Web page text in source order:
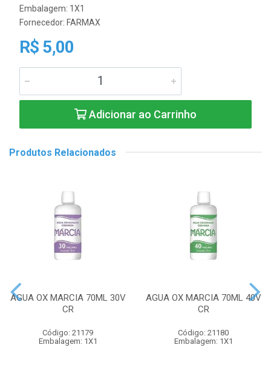
Embalagem: 1X1
Fornecedor: FARMAX
R$ 5,00
Adicionar ao Carrinho
Produtos Relacionados
AGUA OX MARCIA 70ML 30V
CR
Código: 21179
Embalagem: 1X1
AGUA OX MARCIA 70ML 40V
CR
Código: 21180
Embalagem: 1X1